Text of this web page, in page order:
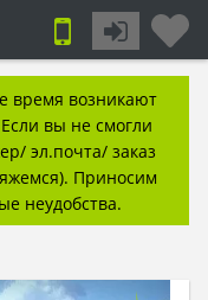
время возникают
вы не смогли
эл.почта/ заказ
Приносим
неудобства.